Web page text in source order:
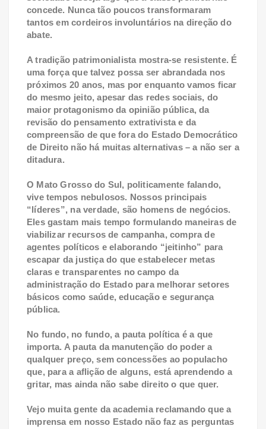
concede. Nunca tão poucos transformaram
tantos em cordeiros involuntários na direção do
abate.
A tradição patrimonialista mostra-se resistente. É
uma força que talvez possa ser abrandada nos
próximos 20 anos, mas por enquanto vamos ficar
do mesmo jeito, apesar das redes sociais, do
maior protagonismo da opinião pública, da
revisão do pensamento extrativista e da
compreensão de que fora do Estado Democrático
de Direito não há muitas alternativas – a não ser a
ditadura.
O Mato Grosso do Sul, politicamente falando,
vive tempos nebulosos. Nossos principais
“líderes”, na verdade, são homens de negócios.
Eles gastam mais tempo formulando maneiras de
viabilizar recursos de campanha, compra de
agentes políticos e elaborando “jeitinho” para
escapar da justiça do que estabelecer metas
claras e transparentes no campo da
administração do Estado para melhorar setores
básicos como saúde, educação e segurança
pública.
No fundo, no fundo, a pauta política é a que
importa. A pauta da manutenção do poder a
qualquer preço, sem concessões ao populacho
que, para a aflição de alguns, está aprendendo a
gritar, mas ainda não sabe direito o que quer.
Vejo muita gente da academia reclamando que a
imprensa em nosso Estado não faz as perguntas